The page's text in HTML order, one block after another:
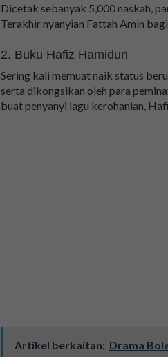
Dicetak sebanyak 5,000 naskah,
Terakhir nyanyian Fattah Amin
2. Buku Hafiz Hamidun
Sering kali memuat naik status
serta dikongsikan oleh para
buat penyanyi lagu kerohanian,
Artikel berkaitan: Drama